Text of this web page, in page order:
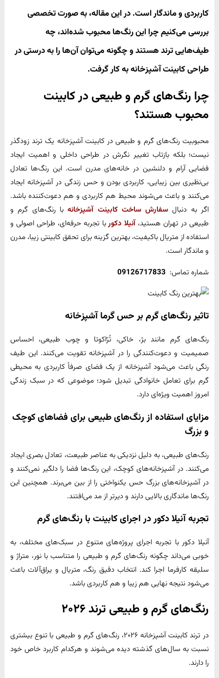
کاربردی و ماندگار است. در این مقاله، به صورت تخصصی
بررسی می‌کنیم چرا این رنگ‌ها محبوب شده‌اند، چه
طیف‌هایی ترند هستند و چگونه می‌توان آن‌ها را به درستی در
طراحی کابینت آشپزخانه به کار گرفت.
چرا رنگ‌های گرم و طبیعی در کابینت
محبوب هستند؟
محبوبیت رنگ‌های گرم و طبیعی در کابینت آشپزخانه یک ترند زودگذر
نیست؛ بلکه بازتاب تغییر نگرش در طراحی داخلی و اهمیت ایجاد
فضایی آرام و دلنشین در خانه‌های مدرن است. این رنگ‌ها تعادل
بی‌نظیری بین زیبایی، کاربردی بودن و حس زندگی در آشپزخانه ایجاد
می‌کنند و باعث می‌شوند محیط هم کاربردی و هم دعوت‌کننده باشد.
اگر به دنبال سفارش ساخت کابینت آشپزخانهبا رنگ‌های گرم و
طبیعی در تهران هستید،آنیلا دکوربا تجربه حرفه‌ای، طراحی اصولی و
استفاده از متریال باکیفیت، بهترین گزینه برای تحقق کابینتی زیبا، مدرن
و ماندگار است.
شماره تماس: 09126717833
تاثیر رنگ‌های گرم بر حس گرما آشپزخانه
رنگ‌های گرم مانند بژ، خاکی، تُرّاکوتا و چوب طبیعی، احساس
صمیمیت و دعوت‌کنندگی را در آشپزخانه تقویت می‌کنند. این طیف
رنگی باعث می‌شود آشپزخانه از یک فضای صرفاً کاربردی به محیطی
گرم برای تعامل خانوادگی تبدیل شود؛ موضوعی که در سبک زندگی
امروز اهمیت ویژه‌ای دارد.
مزایای استفاده از رنگ‌های طبیعی برای فضاهای کوچک
و بزرگ
رنگ‌های طبیعی، به دلیل نزدیکی به عناصر طبیعت، تعادل بصری ایجاد
می‌کنند. در آشپزخانه‌های کوچک، این رنگ‌ها فضا را دلگیر نمی‌کنند و
در آشپزخانه‌های بزرگ حس یکنواختی را از بین می‌برند. همچنین این
رنگ‌ها ماندگاری بالایی دارند و دیرتر از مد می‌افتند.
تجربه آنیلا دکور در اجرای کابینت با رنگ‌های گرم
آنیلا دکور با تجربه اجرای پروژه‌های متنوع در سبک‌های مختلف، به
خوبی می‌داند چگونه رنگ‌های گرم و طبیعی را متناسب با نور، متراژ و
سلیقه کارفرما اجرا کند. انتخاب دقیق رنگ، متریال و یراق‌آلات باعث
می‌شود نتیجه نهایی هم زیبا و هم کاربردی باشد.
رنگ‌های گرم و طبیعی ترند ۲۰۲۶
در ترند کابینت آشپزخانه ۲۰۲۶، رنگ‌های گرم و طبیعی با تنوع بیشتری
نسبت به سال‌های گذشته دیده می‌شوند و هرکدام کاربرد خاص خود
را دارند.